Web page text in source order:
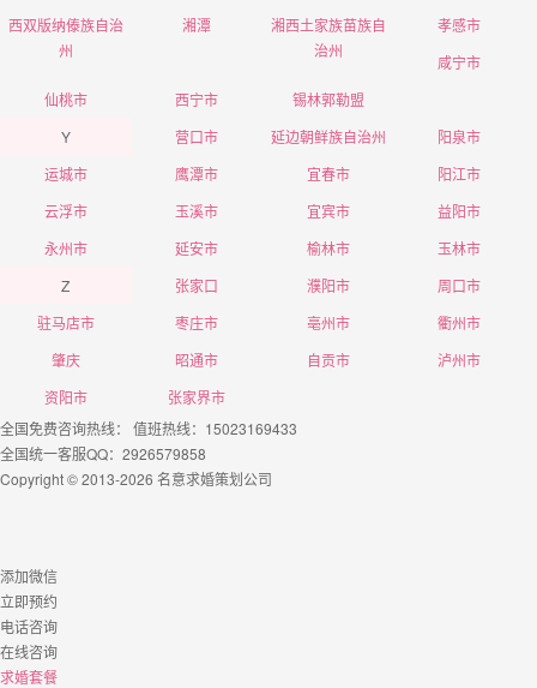
西双版纳傣族自治
州
湘潭
湘西土家族苗族自
治州
孝感市
咸宁市
仙桃市
西宁市
锡林郭勒盟
Y
营口市 延边朝鲜族自治州
阳泉市
运城市
鹰潭市 宜春市
阳江市
云浮市
玉溪市 宜宾市
益阳市
永州市
延安市 榆林市
玉林市
Z
张家口 濮阳市
周口市
驻马店市
枣庄市 亳州市
衢州市
肇庆
昭通市 自贡市
泸州市
资阳市
张家界市
全国免费咨询热线： 值班热线：15023169433
全国统一客服QQ：2926579858
Copyright © 2013-2026 名意求婚策划公司
添加微信
立即预约
电话咨询
在线咨询
求婚套餐